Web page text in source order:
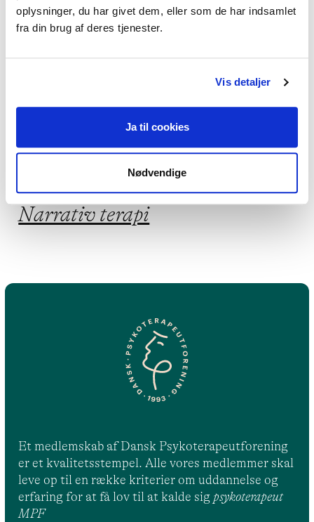
oplysninger, du har givet dem, eller som de har indsamlet
fra din brug af deres tjenester.
Vis detaljer
Ja til cookies
Nødvendige
Stress
Jeg praktiserer følgende
terapiformer
Familieterapi,
Psykodynamisk terapi,
Systemisk terapi,
Narrativ terapi
Et medlemskab af Dansk Psykoterapeutforening
er et kvalitetsstempel. Alle vores medlemmer skal
leve op til en række kriterier om uddannelse og
erfaring for at få lov til at kalde sig psykoterapeut
MPF